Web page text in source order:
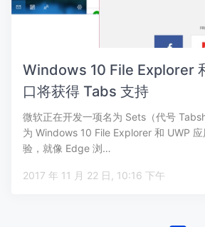
Windows 10 File Explorer
口将获得 Tabs 支持
微软正在开发一项名为 Sets（代号
为 Windows 10 File Explorer 和 UWP
验，就像 Edge 浏…
2017 年 11 月 22 日, 10:16 下午